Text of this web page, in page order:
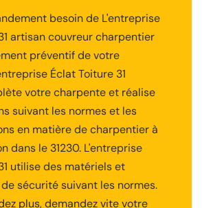
besoin de L'entreprise
artisan couvreur charpentier
préventif de votre
Éclat Toiture 31
votre charpente et réalise
suivant les normes et les
en matière de charpentier à
dans le 31230. L'entreprise
utilise des matériels et
sécurité suivant les normes.
plus, demandez vite votre